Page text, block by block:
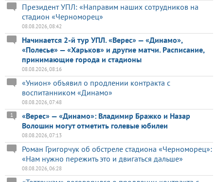
Президент УПЛ: «Направим наших сотрудников на
стадион «Черноморец»
08.08.2026, 08:42
Начинается 2-й тур УПЛ. «Верес» — «Динамо»,
«Полесье» — «Харьков» и другие матчи. Расписание,
принимающие города и стадионы
08.08.2026, 08:16
«Унион» объявил о продлении контракта с
воспитанником «Динамо»
08.08.2026, 07:48
«Верес» — «Динамо»: Владимир Бражко и Назар
Волошин могут отметить голевые юбилеи
1
08.08.2026, 07:13
Роман Григорчук об обстреле стадиона «Черноморец»:
«Нам нужно пережить это и двигаться дальше»
08.08.2026, 06:28